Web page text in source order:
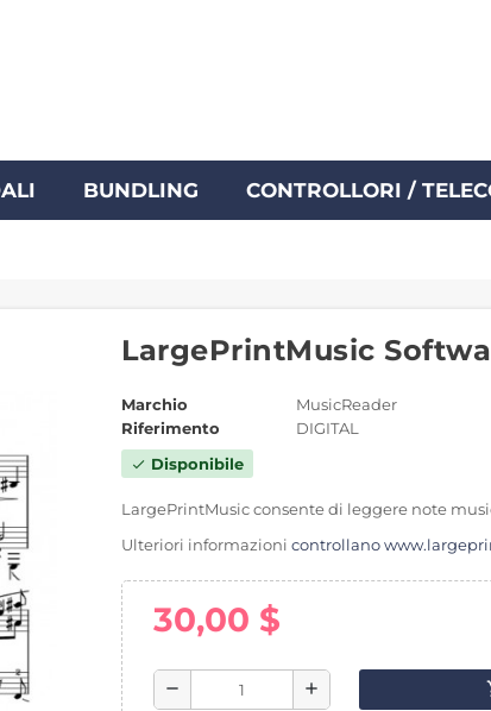
BUNDLING CONTROLLORI /
LargePrintMusic
Marchio
MusicReader
Riferimento
DIGITAL
check Disponibile
LargePrintMusic consente di leggere note
Ulteriori informazioni controllano
30,00 $
remove add